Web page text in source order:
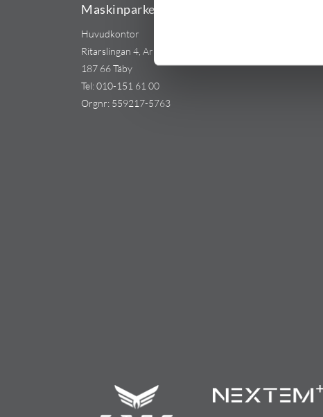
Maskinparken Sverige AB
Huvudkontor
Ritarslingan 4, Arninge Industriområde
187 66 Täby
Tel:010-151 61 00
Orgnr: 559217-5763